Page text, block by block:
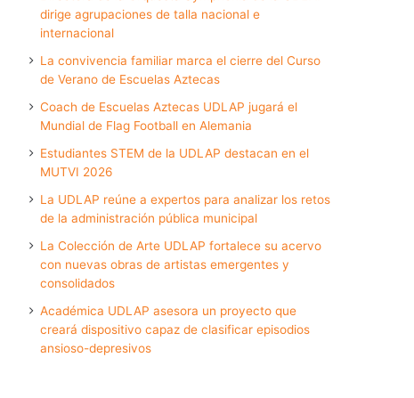
dirige agrupaciones de talla nacional e
internacional
La convivencia familiar marca el cierre del Curso
de Verano de Escuelas Aztecas
Coach de Escuelas Aztecas UDLAP jugará el
Mundial de Flag Football en Alemania
Estudiantes STEM de la UDLAP destacan en el
MUTVI 2026
La UDLAP reúne a expertos para analizar los retos
de la administración pública municipal
La Colección de Arte UDLAP fortalece su acervo
con nuevas obras de artistas emergentes y
consolidados
Académica UDLAP asesora un proyecto que
creará dispositivo capaz de clasificar episodios
ansioso-depresivos